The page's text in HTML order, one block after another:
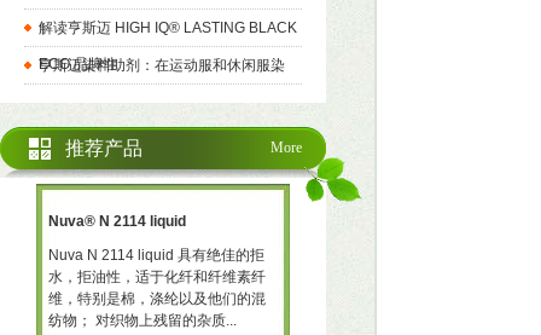
解读亨斯迈 HIGH IQ® LASTING BLACK
ECO 品牌性
亨斯迈染料助剂：在运动服和休闲服染
More
推荐产品
Nuva® N 2114 liquid
Nuva N 2114 liquid 具有绝佳的拒
水，拒油性，适于化纤和纤维素纤
维，特别是棉，涤纶以及他们的混
纺物； 对织物上残留的杂质...
水、拒油整理剂。 产品特性  赋予